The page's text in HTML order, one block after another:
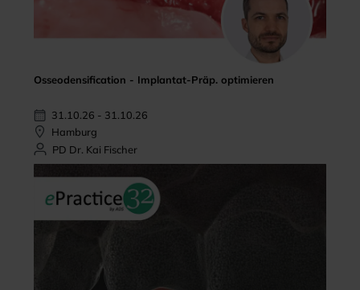
Osseodensification - Implantat-Präp. optimieren
31.10.26 - 31.10.26
Hamburg
PD Dr. Kai Fischer